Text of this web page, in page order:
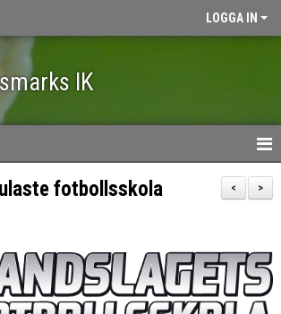
LOGGA IN
IK
>
<
fotbollsskola